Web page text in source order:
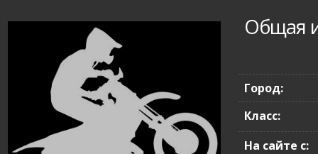
Общая
Город:
Класс:
На сайте с: